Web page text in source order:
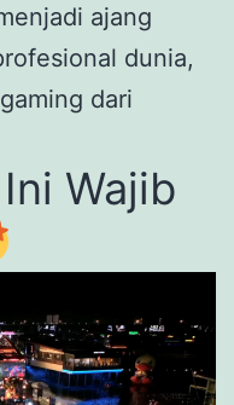
ajang
dunia,
dari
Wajib